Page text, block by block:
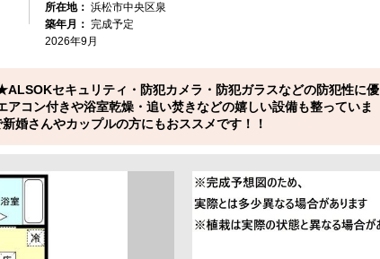
所在地： 浜松市中央区泉
築年月： 完成予定
2026年9月
セキュリティ・防犯カメラ・防犯ガラスなどの防犯性に優
アコン付きや浴室乾燥・追い焚きなどの嬉しい設備も整っていま
婚さんやカップルの方にもおススメです！！